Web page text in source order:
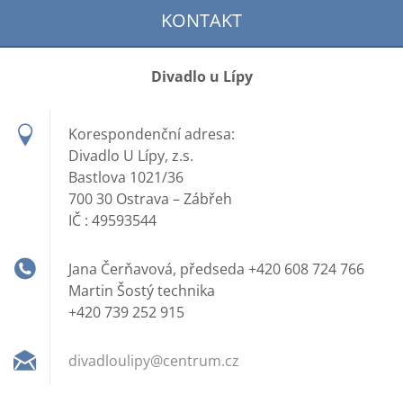
KONTAKT
Divadlo u Lípy
Korespondenční adresa:
Divadlo U Lípy, z.s.
Bastlova 1021/36
700 30 Ostrava – Zábřeh
IČ : 49593544
Jana Čerňavová, předseda +420 608 724 766
Martin Šostý technika
+420 739 252 915
divadloulipy@centrum.cz